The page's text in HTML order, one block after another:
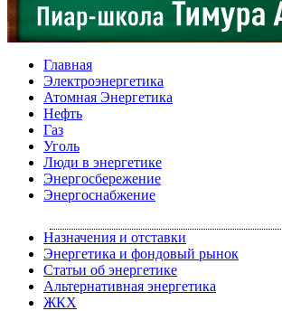
Главная
Электроэнергетика
Атомная Энергетика
Нефть
Газ
Уголь
Люди в энергетике
Энергосбережение
Энергоснабжение
Назначения и отставки
Энергетика и фондовый рынок
Статьи об энергетике
Альтернативная энергетика
ЖКХ